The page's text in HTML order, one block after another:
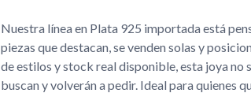
Nuestra línea en Plata 925 importada está
piezas que destacan, se venden solas y
de estilos y stock real disponible, esta joya
buscan y volverán a pedir. Ideal para quienes